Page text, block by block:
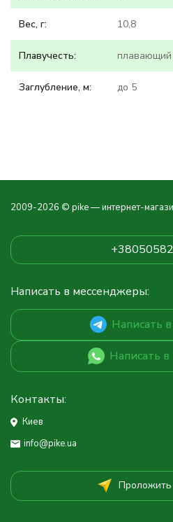
Вес, г: 10,8
Плавучесть: плавающий
Заглубление, м: до 5
2009-2026 © pike — интернет-
Написать в мессенджеры:
Написать
Написать
Контакты:
Киев
info@pike.ua